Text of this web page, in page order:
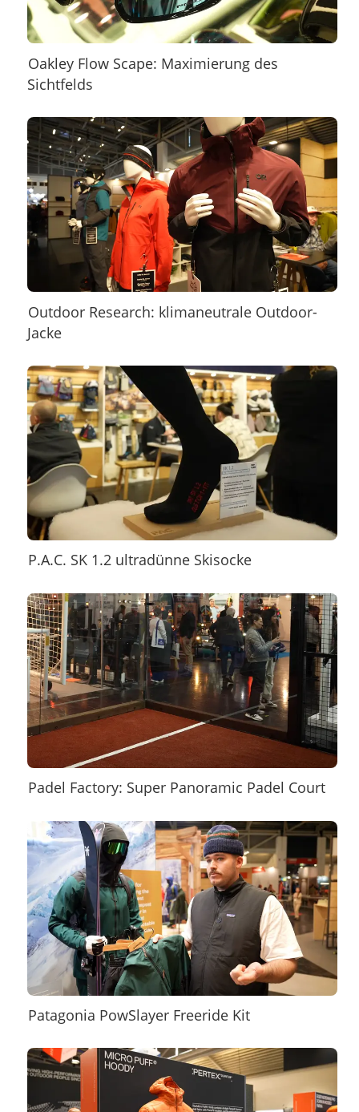
Oakley Flow Scape: Maximierung des
Sichtfelds
Outdoor Research: klimaneutrale Outdoor-
Jacke
P.A.C. SK 1.2 ultradünne Skisocke
Padel Factory: Super Panoramic Padel Court
Patagonia PowSlayer Freeride Kit